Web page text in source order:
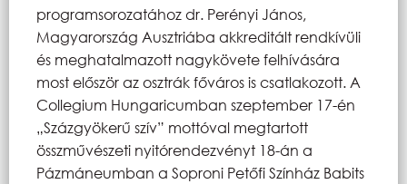
programsorozatához dr. Perényi János,
Magyarország Ausztriába akkreditált rendkívüli
és meghatalmazott nagykövete felhívására
most először az osztrák főváros is csatlakozott. A
Collegium Hungaricumban szeptember 17-én
„Százgyökerű szív” mottóval megtartott
összművészeti nyitórendezvényt 18-án a
Pázmáneumban a Soproni Petőfi Színház Babits